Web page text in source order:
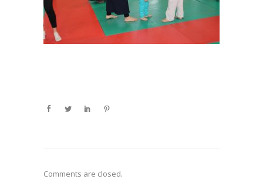
Comments are closed.